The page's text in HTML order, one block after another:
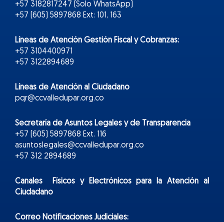
+57 3182817247 (Solo WhatsApp)
+57 (605) 5897868 Ext: 101, 163
Líneas de Atención Gestión Fiscal y Cobranzas:
+57 3104400971
+57 3122894689
Líneas de Atención al Ciudadano
pqr@ccvalledupar.org.co
Secretaría de Asuntos Legales y de Transparencia
+57 (605) 5897868 Ext. 116
asuntoslegales@ccvalledupar.org.co
+57 312 2894689
Canales Físicos yElectrónicospara la Atención al
Ciudadano
Correo Notificaciones Judiciales: